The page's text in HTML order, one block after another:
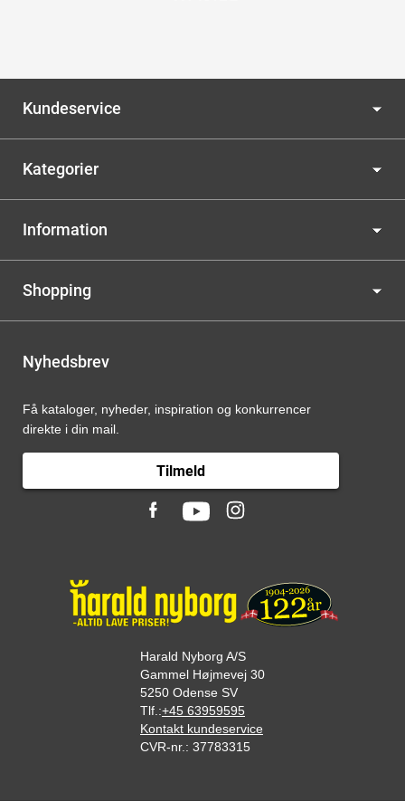
Kundeservice
Kategorier
Information
Shopping
Nyhedsbrev
Få kataloger, nyheder, inspiration og konkurrencer
direkte i din mail.
Tilmeld
Harald Nyborg A/S
Gammel Højmevej 30
5250 Odense SV
Tlf.:+45 63959595
Kontakt kundeservice
CVR-nr.: 37783315